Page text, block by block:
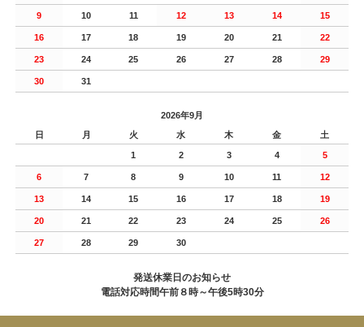
9 10 11 12 13 14 15
16 17 18 19 20 21 22
23 24 25 26 27 28 29
30 31
2026年9月
日
月 火 水 木 金 土
1 2 3 4 5
6 7 8 9 10 11 12
13 14 15 16 17 18 19
20 21 22 23 24 25 26
27 28 29 30
発送休業日のお知らせ
電話対応時間午前８時～午後5時30分